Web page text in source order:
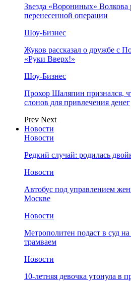
Звезда «Ворониных» Волкова
перенесенной операции
Шоу-Бизнес
Жуков рассказал о дружбе с
«Руки Вверх!»
Шоу-Бизнес
Прохор Шаляпин признался,
слонов для привлечения денег
Prev Next
Новости
Новости
Редкий случай: родилась
Новости
Автобус под управлением
Москве
Новости
Метрополитен подаст в суд
трамваем
Новости
10-летняя девочка утонула в